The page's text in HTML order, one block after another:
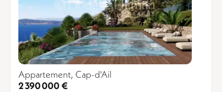
Appartement, Cap-d'Ail
2 390 000 €